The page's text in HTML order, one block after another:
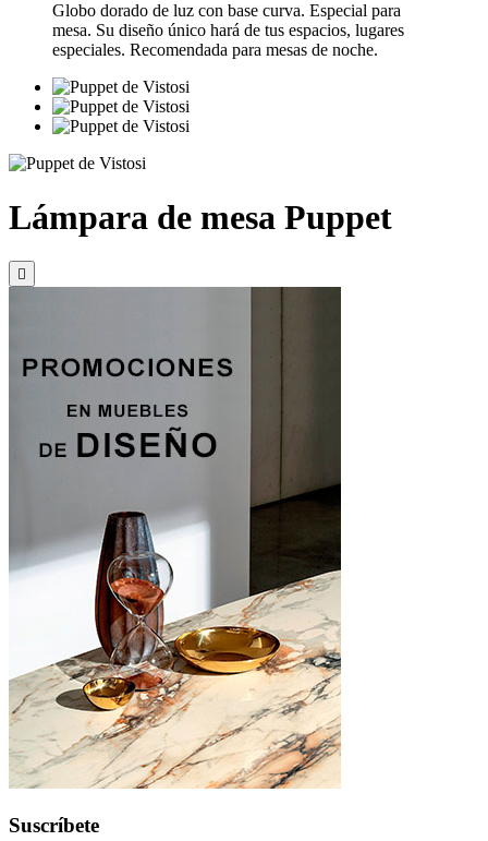
Globo dorado de luz con base curva. Especial para
mesa. Su diseño único hará de tus espacios, lugares
especiales. Recomendada para mesas de noche.
Lámpara de mesa Puppet

Suscríbete